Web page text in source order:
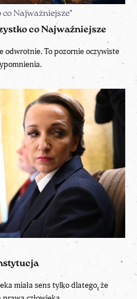
co Najważniejsze"
co Najważniejsze
odwrotnie. To pozornie oczywiste
miała sens tylko dlatego, że